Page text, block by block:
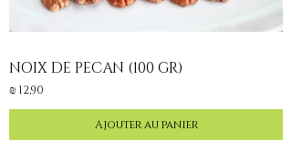
NOIX DE PECAN (100 GR)
Prix
12,90 ₪
Ajouter au panier